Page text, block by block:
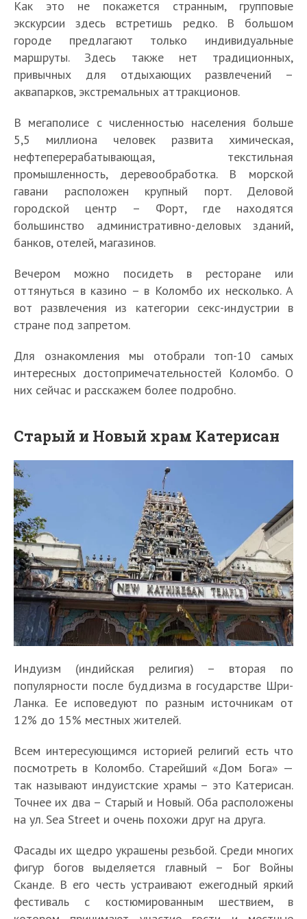
Как это не покажется странным, групповые
экскурсии здесь встретишь редко. В большом
городе предлагают только индивидуальные
маршруты. Здесь также нет традиционных,
привычных для отдыхающих развлечений –
аквапарков, экстремальных аттракционов.
В мегаполисе с численностью населения больше
5,5 миллиона человек развита химическая,
нефтеперерабатывающая, текстильная
промышленность, деревообработка. В морской
гавани расположен крупный порт. Деловой
городской центр – Форт, где находятся
большинство административно-деловых зданий,
банков, отелей, магазинов.
Вечером можно посидеть в ресторане или
оттянуться в казино – в Коломбо их несколько. А
вот развлечения из категории секс-индустрии в
стране под запретом.
Для ознакомления мы отобрали топ-10 самых
интересных достопримечательностей Коломбо. О
них сейчас и расскажем более подробно.
Старый и Новый храм Катерисан
Индуизм (индийская религия) – вторая по
популярности после буддизма в государстве Шри-
Ланка. Ее исповедуют по разным источникам от
12% до 15% местных жителей.
Всем интересующимся историей религий есть что
посмотреть в Коломбо. Старейший «Дом Бога» —
так называют индуистские храмы – это Катерисан.
Точнее их два – Старый и Новый. Оба расположены
на ул. Sea Street и очень похожи друг на друга.
Фасады их щедро украшены резьбой. Среди многих
фигур богов выделяется главный – Бог Войны
Сканде. В его честь устраивают ежегодный яркий
фестиваль с костюмированным шествием, в